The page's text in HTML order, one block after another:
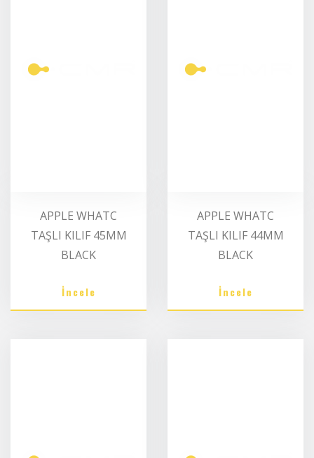
APPLE WHATC
TAŞLI KILIF 45MM
BLACK
İncele
APPLE WHATC
TAŞLI KILIF 44MM
BLACK
İncele